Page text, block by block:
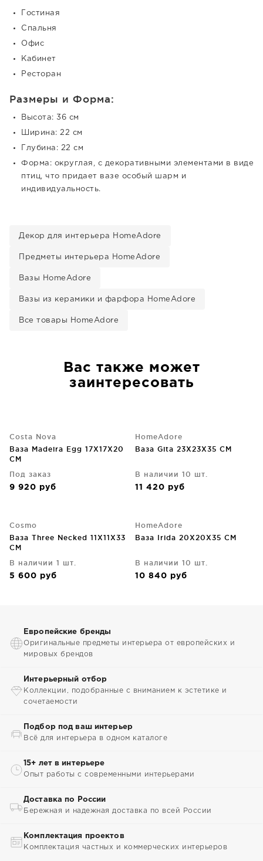
Гостиная
Спальня
Офис
Кабинет
Ресторан
Размеры и Форма:
Высота: 36 см
Ширина: 22 см
Глубина: 22 см
Форма: округлая, с декоративными элементами в виде
птиц, что придает вазе особый шарм и
индивидуальность.
Декор для интерьера HomeAdore
Предметы интерьера HomeAdore
Вазы HomeAdore
Вазы из керамики и фарфора HomeAdore
Все товары HomeAdore
Вас также может
заинтересовать
Costa Nova
Ваза Madeira Egg 17X17X20
CM
Под заказ
9 920 руб
HomeAdore
Ваза Gita 23X23X35 CM
В наличии 10 шт.
11 420 руб
Cosmo
Ваза Three Necked 11X11X33
CM
В наличии 1 шт.
5 600 руб
HomeAdore
Ваза Irida 20X20X35 CM
В наличии 10 шт.
10 840 руб
Европейские бренды
Оригинальные предметы интерьера от европейских и
мировых брендов
Интерьерный отбор
Коллекции, подобранные с вниманием к эстетике и
сочетаемости
Подбор под ваш интерьер
Всё для интерьера в одном каталоге
15+ лет в интерьере
Опыт работы с современными интерьерами
Доставка по России
Бережная и надежная доставка по всей России
Комплектация проектов
Комплектация частных и коммерческих интерьеров